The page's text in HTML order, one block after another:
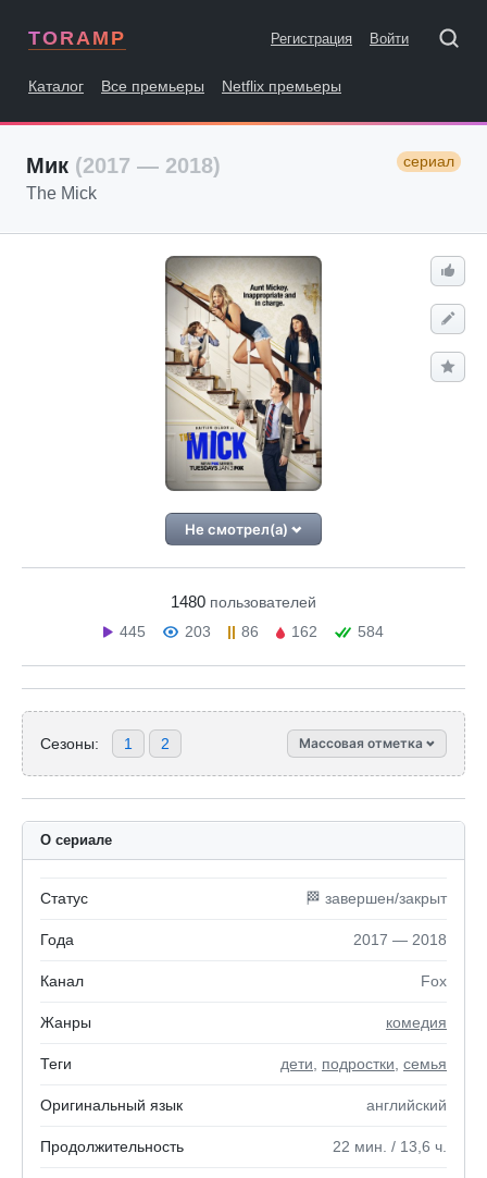
TORAMP Регистрация Войти
Каталог Все премьеры Netflix премьеры
Мик (2017 — 2018) сериал
The Mick
Не смотрел(а)
1480 пользователей
445
203 86 162 584
Сезоны: 1 2 Массовая отметка
О сериале
Статус 🏁 завершен/закрыт
Года 2017 — 2018
Канал Fox
Жанры комедия
Теги дети подростки семья
Оригинальный язык английский
Продолжительность 22 мин. / 13,6 ч.